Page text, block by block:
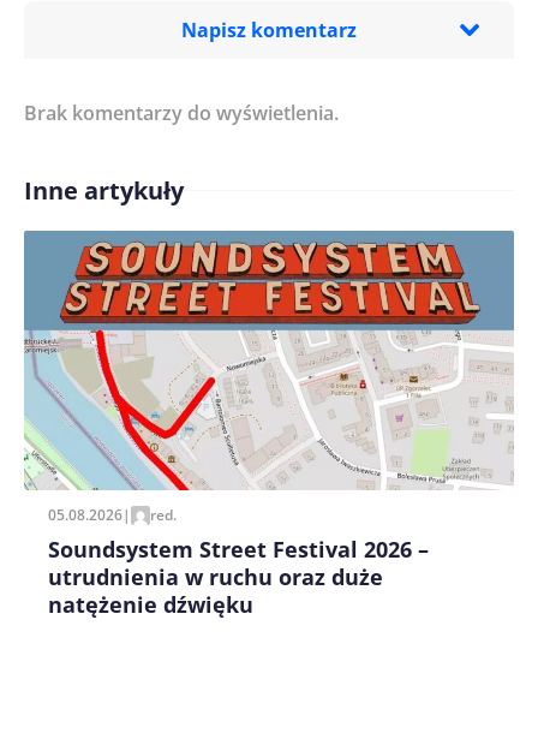
Napisz komentarz
Treść komentarza*
Imię/ Nick*
Zapamiętaj moje dane w tej przeglądarce podczas
pisania kolejnych komentarzy.
Brak komentarzy do wyświetlenia.
Inne artykuły
05.08.2026| red.
Soundsystem Street Festival 2026 –
utrudnienia w ruchu oraz duże
natężenie dźwięku